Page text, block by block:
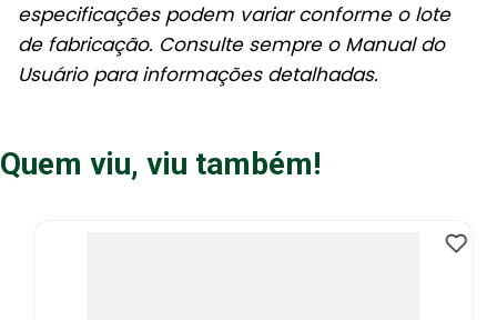
especificações podem variar conforme o lote
de fabricação. Consulte sempre o Manual do
Usuário para informações detalhadas.
Quem viu, viu também!